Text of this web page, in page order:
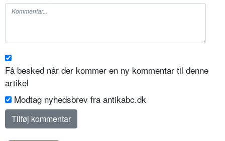
Få besked når der kommer en ny kommentar til denne
artikel
Modtag nyhedsbrev fra antikabc.dk